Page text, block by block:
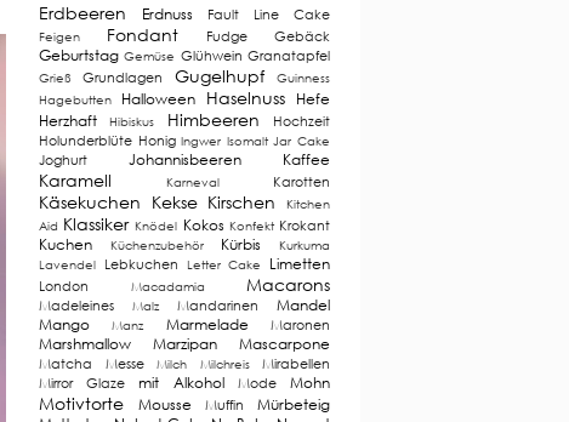
Erdbeeren Erdnuss Fault Line Cake
Feigen Fondant Fudge Gebäck
Geburtstag Gemüse Glühwein Granatapfel
Grieß Grundlagen Gugelhupf
Guinness
Hagebutten
Halloween Haselnuss
Hefe
Herzhaft
Hibiskus Himbeeren
Hochzeit
Holunderblüte Honig Ingwer Isomalt Jar Cake
Joghurt Johannisbeeren Kaffee
Karamell Karneval Karotten
Käsekuchen Kekse Kirschen
Kitchen
Aid Klassiker Knödel Kokos Konfekt Krokant
Kuchen Küchenzubehör Kürbis
Kurkuma
Lavendel
Lebkuchen Letter Cake Limetten
London Macadamia Macarons
Madeleines Malz Mandarinen
Mandel
Mango
Manz Marmelade Maronen
Marshmallow Marzipan Mascarpone
Matcha Messe Milch Milchreis
Mirabellen
Mirror Glaze
mit Alkohol Mode Mohn
Motivtorte Mousse Muffin
Mürbeteig